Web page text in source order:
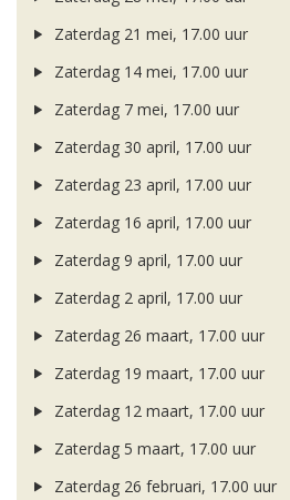
Zaterdag 21 mei, 17.00 uur
Zaterdag 14 mei, 17.00 uur
Zaterdag 7 mei, 17.00 uur
Zaterdag 30 april, 17.00 uur
Zaterdag 23 april, 17.00 uur
Zaterdag 16 april, 17.00 uur
Zaterdag 9 april, 17.00 uur
Zaterdag 2 april, 17.00 uur
Zaterdag 26 maart, 17.00 uur
Zaterdag 19 maart, 17.00 uur
Zaterdag 12 maart, 17.00 uur
Zaterdag 5 maart, 17.00 uur
Zaterdag 26 februari, 17.00 uur